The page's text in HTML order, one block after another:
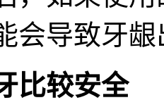
会导致牙
比较安全